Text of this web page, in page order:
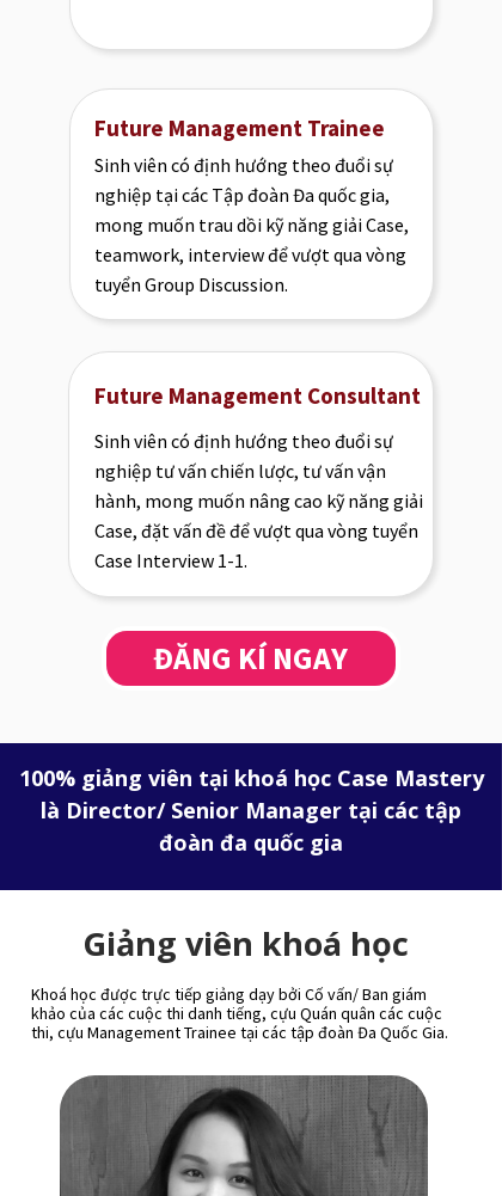
Sinh viên có định hướng theo đuổi sự
nghiệp tại các Tập đoàn Đa quốc gia,
mong muốn trau dồi kỹ năng giải Case,
teamwork, interview để vượt qua vòng
tuyển Group Discussion.
Future Management Trainee
Sinh viên có định hướng theo đuổi sự
nghiệp tư vấn chiến lược, tư vấn vận
hành, mong muốn nâng cao kỹ năng giải
Case, đặt vấn đề để vượt qua vòng tuyển
Case Interview 1-1.
Future Management Consultant
ĐĂNG KÍ NGAY
100% giảng viên tại khoá học Case Mastery
là Director/ Senior Manager tại các tập
đoàn đa quốc gia
Giảng viên khoá học
Khoá học được trực tiếp giảng dạy bởi Cố vấn/ Ban giám
khảo của các cuộc thi danh tiếng, cựu Quán quân các cuộc
thi, cựu Management Trainee tại các tập đoàn Đa Quốc Gia.